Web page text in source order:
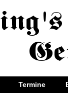
Termine